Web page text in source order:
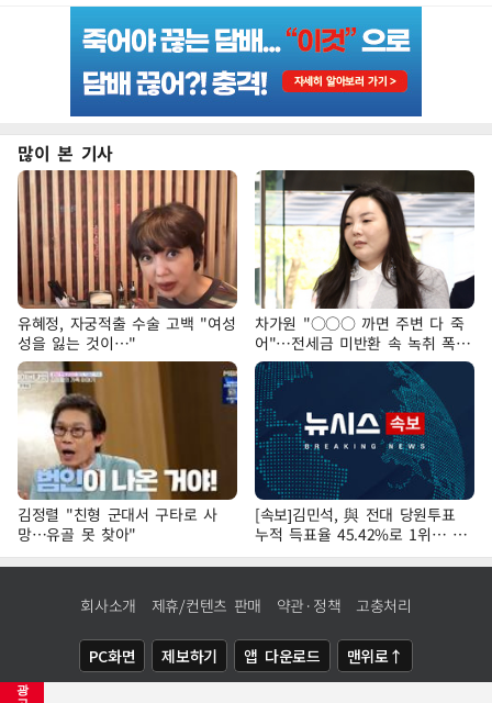
광
많이 본 기사
유혜정, 자궁적출 수술 고백 "여성
성을 잃는 것이…"
차가원 "○○○ 까면 주변 다 죽
어"…전세금 미반환 속 녹취 폭로
파장
김정렬 "친형 군대서 구타로 사
망…유골 못 찾아"
[속보]김민석, 與 전대 당원투표
누적 득표율 45.42%로 1위… 정
청래 44.56%
회사소개 제휴/컨텐츠 판매 약관·정책 고충처리
PC화면 제보하기 앱 다운로드 맨위로↑